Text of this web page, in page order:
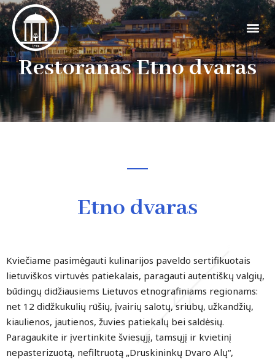
Restoranas Etno dvaras
Etno dvaras
Kviečiame pasimėgauti kulinarijos paveldo sertifikuotais
lietuviškos virtuvės patiekalais, paragauti autentiškų valgių,
būdingų didžiausiems Lietuvos etnografiniams regionams:
net 12 didžkukulių rūšių, įvairių salotų, sriubų, užkandžių,
kiaulienos, jautienos, žuvies patiekalų bei saldėsių.
Paragaukite ir įvertinkite šviesųjį, tamsųjį ir kvietinį
nepasterizuotą, nefiltruotą „Druskininkų Dvaro Alų“,